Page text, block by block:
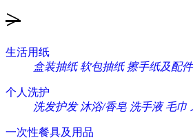
>
生活用纸
盒装抽纸 软包抽纸 擦手纸及配件
个人洗护
洗发护发 沐浴/香皂 洗手液 毛巾
一次性餐具及用品